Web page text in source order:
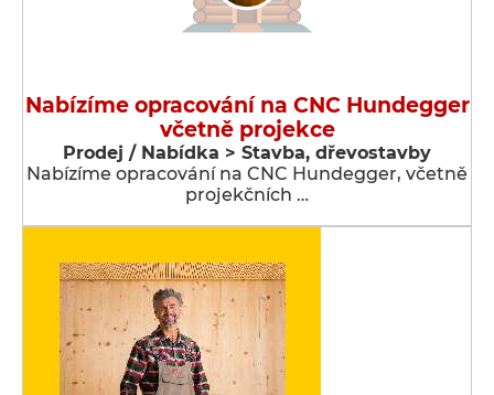
Nabízíme opracování na CNC Hundegger
včetně projekce
Prodej / Nabídka > Stavba, dřevostavby
Nabízíme opracování na CNC Hundegger, včetně
projekčních …